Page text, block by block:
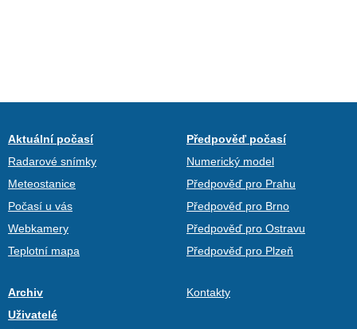
Aktuální počasí
Radarové snímky
Meteostanice
Počasí u vás
Webkamery
Teplotní mapa
Předpověď počasí
Numerický model
Předpověď pro Prahu
Předpověď pro Brno
Předpověď pro Ostravu
Předpověď pro Plzeň
Archiv
Uživatelé
Kontakty